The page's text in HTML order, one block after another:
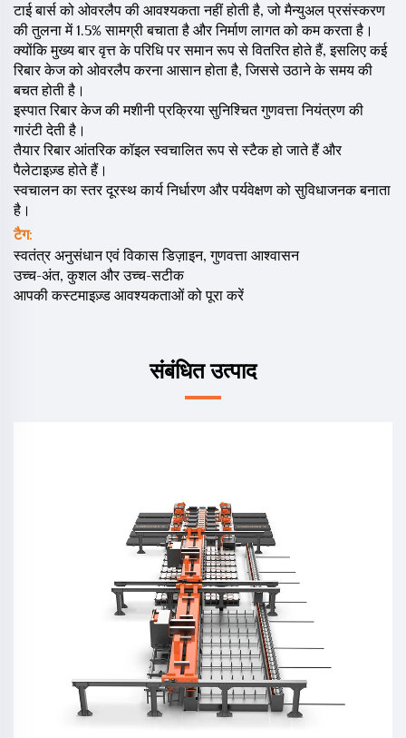
टाई बार्स को ओवरलैप की आवश्यकता नहीं होती है, जो मैन्युअल प्रसंस्करण
की तुलना में 1.5% सामग्री बचाता है और निर्माण लागत को कम करता है।
क्योंकि मुख्य बार वृत्त के परिधि पर समान रूप से वितरित होते हैं, इसलिए कई
रिबार केज को ओवरलैप करना आसान होता है, जिससे उठाने के समय की
बचत होती है।
इस्पात रिबार केज की मशीनी प्रक्रिया सुनिश्चित गुणवत्ता नियंत्रण की
गारंटी देती है।
तैयार रिबार आंतरिक कॉइल स्वचालित रूप से स्टैक हो जाते हैं और
पैलेटाइज़्ड होते हैं।
स्वचालन का स्तर दूरस्थ कार्य निर्धारण और पर्यवेक्षण को सुविधाजनक बनाता
है।
टैग:
स्वतंत्र अनुसंधान एवं विकास डिज़ाइन, गुणवत्ता आश्वासन
उच्च-अंत, कुशल और उच्च-सटीक
आपकी कस्टमाइज़्ड आवश्यकताओं को पूरा करें
संबंधित उत्पाद